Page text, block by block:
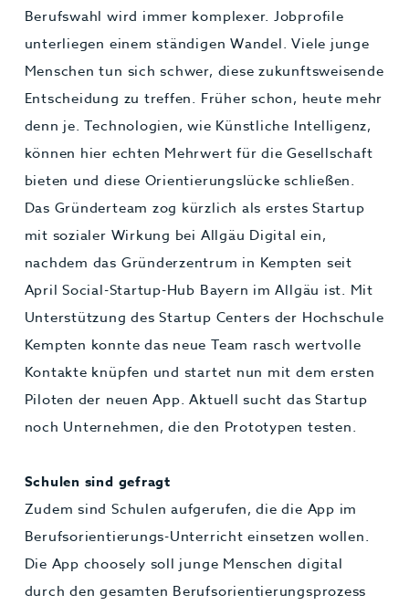
Berufswahl wird immer komplexer. Jobprofile
unterliegen einem ständigen Wandel. Viele junge
Menschen tun sich schwer, diese zukunftsweisende
Entscheidung zu treffen. Früher schon, heute mehr
denn je. Technologien, wie Künstliche Intelligenz,
können hier echten Mehrwert für die Gesellschaft
bieten und diese Orientierungslücke schließen.
Das Gründerteam zog kürzlich als erstes Startup
mit sozialer Wirkung bei Allgäu Digital ein,
nachdem das Gründerzentrum in Kempten seit
April Social-Startup-Hub Bayern im Allgäu ist. Mit
Unterstützung des Startup Centers der Hochschule
Kempten konnte das neue Team rasch wertvolle
Kontakte knüpfen und startet nun mit dem ersten
Piloten der neuen App. Aktuell sucht das Startup
noch Unternehmen, die den Prototypen testen.
Schulen sind gefragt
Zudem sind Schulen aufgerufen, die die App im
Berufsorientierungs-Unterricht einsetzen wollen.
Die App choosely soll junge Menschen digital
durch den gesamten Berufsorientierungsprozess